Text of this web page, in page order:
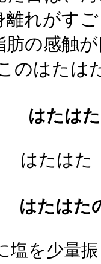
離れがす
肪の感触
のはたは
はたは
はたは
はたはた
塩を少量